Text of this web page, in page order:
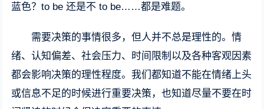
蓝色？to be 还是不 to be……都是难题。
需要决策的事情很多，但人并不总是理性的。情
绪、认知偏差、社会压力、时间限制以及各种客观因素
都会影响决策的理性程度。我们都知道不能在情绪上头
或信息不足的时候进行重要决策，也知道尽量不要在时